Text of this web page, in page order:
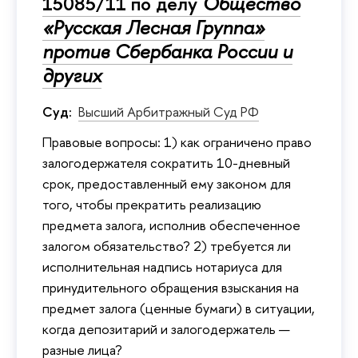
«Русская Лесная Группа»
против Сбербанка России и
других
Суд: Высший Арбитражный Суд РФ
Правовые вопросы: 1) как ограничено право
залогодержателя сократить 10-дневный
срок, предоставленный ему законом для
того, чтобы прекратить реализацию
предмета залога, исполнив обеспеченное
залогом обязательство? 2) требуется ли
исполнительная надпись нотариуса для
принудительного обращения взыскания на
предмет залога (ценные бумаги) в ситуации,
когда депозитарий и залогодержатель —
разные лица?